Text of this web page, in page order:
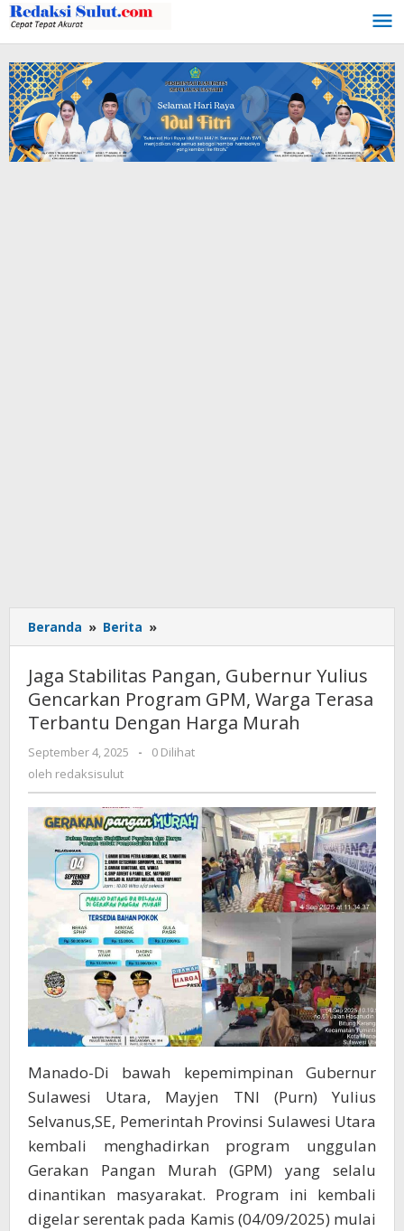
Lewati
ke
konten
Beranda » Berita »
Stabilitas
Gubernur
Yulius
Gencarkan
GPM,
Terasa
Terbantu
Dengan
Harga
Murah
Jaga Stabilitas Pangan, Gubernur Yulius
Gencarkan Program GPM, Warga Terasa
Terbantu Dengan Harga Murah
September 4, 2025
oleh
-
0 Dilihat
oleh redaksisulut
Manado-Di bawah kepemimpinan Gubernur
Sulawesi Utara, Mayjen TNI (Purn) Yulius
Selvanus,SE, Pemerintah Provinsi Sulawesi Utara
kembali menghadirkan program unggulan
Gerakan Pangan Murah (GPM) yang selalu
dinantikan masyarakat. Program ini kembali
digelar serentak pada Kamis (04/09/2025) mulai